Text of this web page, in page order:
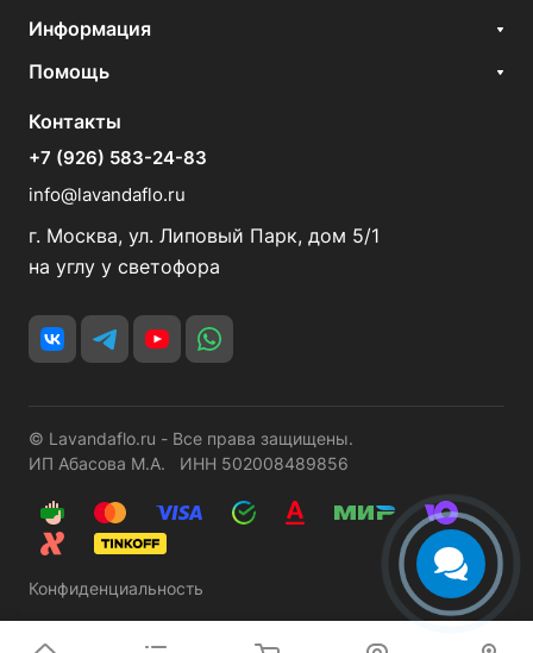
Информация
Помощь
Контакты
+7 (926) 583-24-83
info@lavandaflo.ru
г. Москва, ул. Липовый Парк, дом 5/1
на углу у светофора
© Lavandaflo.ru - Все права защищены.
ИП Абасова М.А. ИНН 502008489856
Конфиденциальность